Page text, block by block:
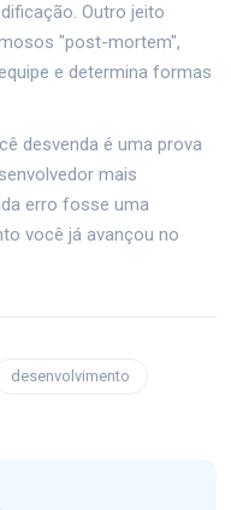
Outro jeito
"post-mortem",
e determina formas
desvenda é uma prova
mais
erro fosse uma
você já avançou no
desenvolvimento